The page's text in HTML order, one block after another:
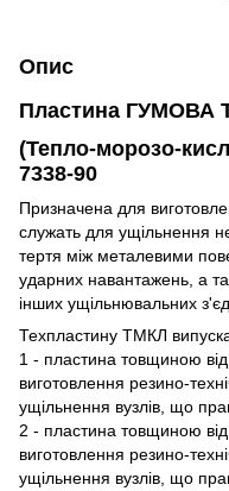
Опис
Пластина ГУМОВА
(Тепло-морозо-
7338-90
Призначена для
служать для ущільнення
тертя між металевими
ударних навантажень, а
інших ущільнювальних
Техпластину ТМКЛ
1 - пластина товщиною
виготовлення резино-
ущільнення вузлів, що
2 - пластина товщиною
виготовлення резино-
ущільнення вузлів, що